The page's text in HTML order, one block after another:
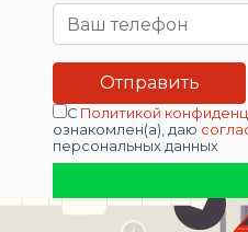
С Политикой
ознакомлен(а), даю
персональных данных